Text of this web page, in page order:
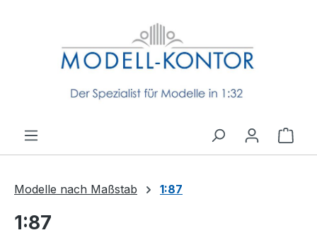
Modelle nach Maßstab 1:87
1:87